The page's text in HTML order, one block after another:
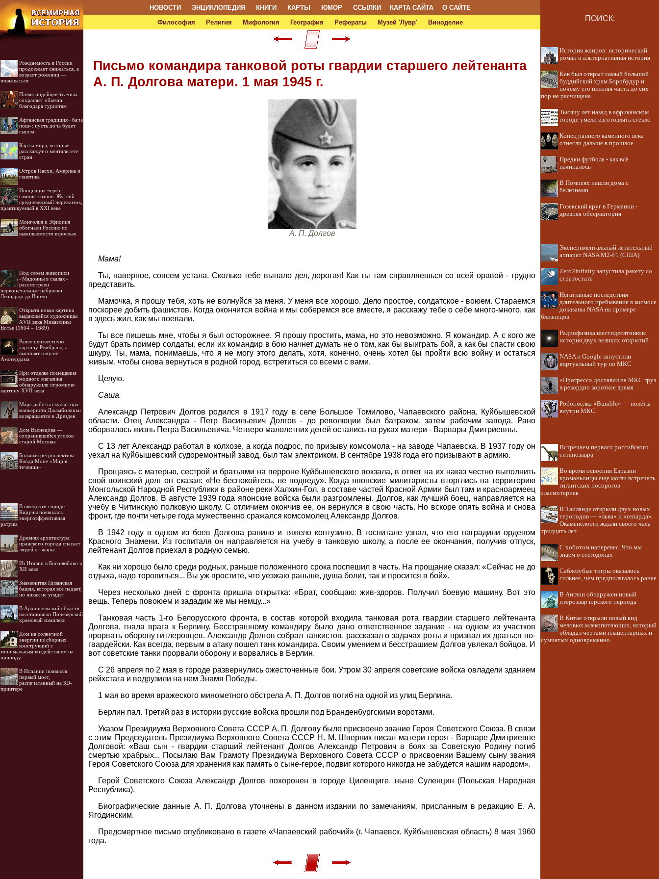
НОВОСТИ ЭНЦИКЛОПЕДИЯ КНИГИ КАРТЫ ЮМОР ССЫЛКИ КАРТА САЙТА
О САЙТЕ
Философия
Религия Мифология География Рефераты Музей 'Лувр' Виноделие ПОИСК:
Рождаемость в России
продолжает снижаться, а
возраст рожениц —
повышаться
Племя индейцев-тсачила
сохраняет обычаи
благодаря туристам
Афганская традиция «бача
пош»: пусть дочь будет
сыном
Карты мира, которые
расскажут о менталитете
стран
Остров Пасхи, Америка и
генетика
Инициация через
самоистязание: Жуткий
средневековый пережиток,
практикуемый в XXI веке
Монголия и Эфиопия
обогнали Россию по
выживаемости взрослых
Под слоем живописи
«Мадонны в скалах»
рассмотрели
первоначальные наброски
Леонардо да Винчи
Открыта новая картина
выдающейся художницы
XVII века Микаэлины
Вотье (1604 – 1689)
Ранее неизвестную
картину Рембрандта
выставят в музее
Амстердама
При отделке помещения
модного магазина
обнаружили огромную
картину XVII века
Марс работы скульптора-
маньериста Джамболоньи
возвращается в Дрезден
Дом Васнецова —
сохранившийся уголок
старой Москвы
Большая ретроспектива
Клода Моне «Мир в
течении»
В шведском городе
Кируны появилась
энергоэффективная
ратуша
Древняя архитектура
иранского города спасает
людей от жары
Из Италии в Боголюбово в
XII веке
Знаменитая Пизанская
башня, которая все падает,
но никак не упадет
В Архангельской области
восстановили Почезерский
храмовый комплекс
Дом на солнечной
энергии из сборных
конструкций с
минимальным воздействием на
природу
В Испании появился
первый мост,
распечатанный на 3D-
принтере
Письмо командира танковой роты гвардии старшего лейтенанта
А. П. Долгова матери. 1 мая 1945 г.
А. П. Долгов
Мама!
Ты, наверное, совсем устала. Сколько тебе выпало дел, дорогая! Как ты там справляешься со всей оравой - трудно
представить.
Мамочка, я прошу тебя, хоть не волнуйся за меня. У меня все хорошо. Дело простое, солдатское - воюем. Стараемся
поскорее добить фашистов. Когда окончится война и мы соберемся все вместе, я расскажу тебе о себе много-много, как
я здесь жил, как мы воевали.
Ты все пишешь мне, чтобы я был осторожнее. Я прошу простить, мама, но это невозможно. Я командир. А с кого же
будут брать пример солдаты, если их командир в бою начнет думать не о том, как бы выиграть бой, а как бы спасти свою
шкуру. Ты, мама, понимаешь, что я не могу этого делать, хотя, конечно, очень хотел бы пройти всю войну и остаться
живым, чтобы снова вернуться в родной город, встретиться со всеми с вами.
Целую.
Саша.
Александр Петрович Долгов родился в 1917 году в селе Большое Томилово, Чапаевского района, Куйбышевской
области. Отец Александра - Петр Васильевич Долгов - до революции был батраком, затем рабочим завода. Рано
оборвалась жизнь Петра Васильевича. Четверо малолетних детей остались на руках матери - Варвары Дмитриевны.
С 13 лет Александр работал в колхозе, а когда подрос, по призыву комсомола - на заводе Чапаевска. В 1937 году он
уехал на Куйбышевский судоремонтный завод, был там электриком. В сентябре 1938 года его призывают в армию.
Прощаясь с матерью, сестрой и братьями на перроне Куйбышевского вокзала, в ответ на их наказ честно выполнить
свой воинский долг он сказал: «Не беспокойтесь, не подведу». Когда японские милитаристы вторглись на территорию
Монгольской Народной Республики в районе реки Халхин-Гол, в составе частей Красной Армии был там и красноармеец
Александр Долгов. В августе 1939 года японские войска были разгромлены. Долгов, как лучший боец, направляется на
учебу в Читинскую полковую школу. С отличием окончив ее, он вернулся в свою часть. Но вскоре опять война и снова
фронт, где почти четыре года мужественно сражался комсомолец Александр Долгов.
В 1942 году в одном из боев Долгова ранило и тяжело контузило. В госпитале узнал, что его наградили орденом
Красного Знамени. Из госпиталя он направляется на учебу в танковую школу, а после ее окончания, получив отпуск,
лейтенант Долгов приехал в родную семью.
Как ни хорошо было среди родных, раньше положенного срока поспешил в часть. На прощание сказал: «Сейчас не до
отдыха, надо торопиться... Вы уж простите, что уезжаю раньше, душа болит, так и просится в бой».
Через несколько дней с фронта пришла открытка: «Брат, сообщаю: жив-здоров. Получил боевую машину. Вот это
вещь. Теперь повоюем и зададим же мы немцу...»
Танковая часть 1-го Белорусского фронта, в состав которой входила танковая рота гвардии старшего лейтенанта
Долгова, гнала врага к Берлину. Бесстрашному командиру было дано ответственное задание - на одном из участков
прорвать оборону гитлеровцев. Александр Долгов собрал танкистов, рассказал о задачах роты и призвал их драться по-
гвардейски. Как всегда, первым в атаку пошел танк командира. Своим умением и бесстрашием Долгов увлекал бойцов. И
вот советские танки прорвали оборону и ворвались в Берлин.
С 26 апреля по 2 мая в городе развернулись ожесточенные бои. Утром 30 апреля советские войска овладели зданием
рейхстага и водрузили на нем Знамя Победы.
1 мая во время вражеского минометного обстрела А. П. Долгов погиб на одной из улиц Берлина.
Берлин пал. Третий раз в истории русские войска прошли под Бранденбургскими воротами.
Указом Президиума Верховного Совета СССР А. П. Долгову было присвоено звание Героя Советского Союза. В связи
с этим Председатель Президиума Верховного Совета СССР Н. М. Шверник писал матери героя - Варваре Дмитриевне
Долговой: «Ваш сын - гвардии старший лейтенант Долгов Александр Петрович в боях за Советскую Родину погиб
смертью храбрых... Посылаю Вам Грамоту Президиума Верховного Совета СССР о присвоении Вашему сыну звания
Героя Советского Союза для хранения как память о сыне-герое, подвиг которого никогда не забудется нашим народом».
Герой Советского Союза Александр Долгов похоронен в городе Циленциге, ныне Суленцин (Польская Народная
Республика).
Биографические данные А. П. Долгова уточнены в данном издании по замечаниям, присланным в редакцию Е. А.
Ягодинским.
Предсмертное письмо опубликовано в газете «Чапаевский рабочий» (г. Чапаевск, Куйбышевская область) 8 мая 1960
года.
История жанров: исторический
роман и альтернативная история
Как был открыт самый большой
буддийский храм Боробудур и
почему его нижняя часть до сих
пор не расчищена
Тысячу лет назад в африканском
городе умели изготовлять стекло
Конец раннего каменного века
отнесли дальше в прошлое
Предки футбола - как всё
начиналось
В Помпеях нашли дома с
балконами
Гозекский круг в Германии -
древняя обсерватория
Экспериментальный летательный
аппарат NASA M2-F1 (США)
Zero2Infinity запустила ракету со
стратостата
Негативные последствия
длительного пребывания в космосе
доказаны NASA на примере
близнецов
Радиофизика шестидесятников:
история двух великих открытий
NASA и Google запустили
виртуальный тур по МКС
«Прогресс» доставил на МКС груз
в рекордно короткое время
Робопчёлка «Bumble» — полёты
внутри МКС
Встречаем первого российского
титанозавра
Во время освоения Евразии
кроманьонцы еще могли встречать
гигантских носорогов
эласмотериев
В Таиланде открыли двух новых
тероподов — «льва» и «гепарда».
Окаменелости ждали своего часа
тридцать лет
С хоботом наперевес. Что мы
знаем о стегодонах
Саблезубые тигры оказались
сильнее, чем предполагалось ранее
В Англии обнаружен новый
птерозавр юрского периода
В Китае открыли новый вид
меловых млекопитающих, который
обладал чертами плацентарных и
сумчатых одновременно